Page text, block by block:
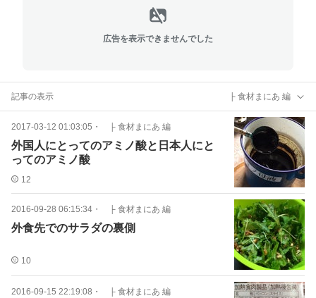
広告を表示できませんでした
記事の表示 ├ 食材まにあ 編
2017-03-12 01:03:05 ・ ├ 食材まにあ 編
外国人にとってのアミノ酸と日本人にと
ってのアミノ酸
12
2016-09-28 06:15:34 ・ ├ 食材まにあ 編
外食先でのサラダの裏側
10
2016-09-15 22:19:08 ・ ├ 食材まにあ 編